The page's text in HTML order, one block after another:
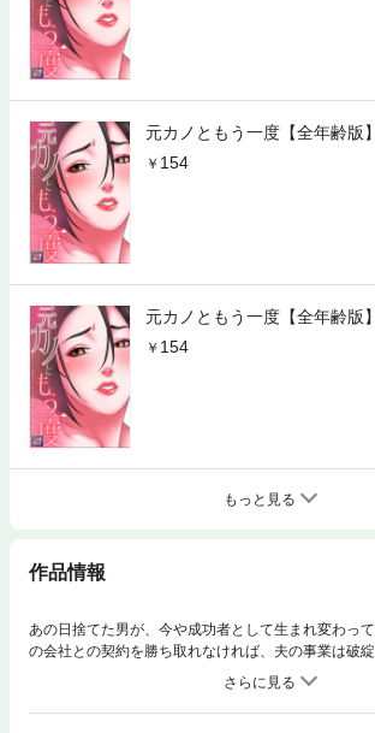
元カノともう一度【全年齢版
154
元カノともう一度【全年齢版
154
もっと見る
作品情報
あの日捨てた男が、今や成功者として生まれ変わっ
の会社との契約を勝ち取れなければ、夫の事業は破綻
手に取られた志穂は、直輝からある取引を持ちかけ
志穂が彼に身を差し出すことだった。※こちらは同一
です。重複購入にご注意ください。